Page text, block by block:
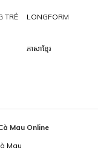
TRẺ LONGFORM
ភាសាខ្មែរ
Mau Online
Mau